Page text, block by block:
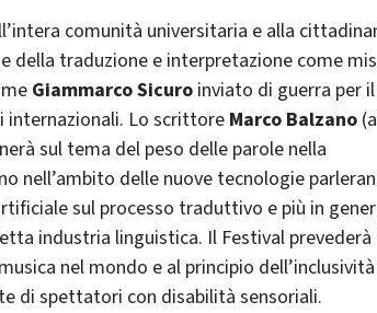
comunità universitaria e alla
della traduzione e interpretazione come
Giammarco Sicuro inviato di guerra per
internazionali. Lo scrittoreMarco Balzano
sul tema del peso delle parole nella
nell’ambito delle nuove tecnologie
sul processo traduttivo e più in
industria linguistica. Il Festival prevederà
nel mondo e al principio
di spettatori con disabilità sensoriali.